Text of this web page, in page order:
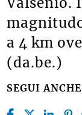
a 4 km
(da.be.)
SEGUI